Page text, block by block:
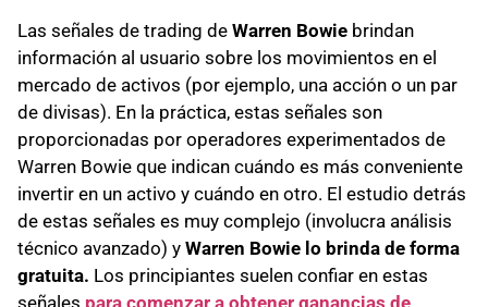
Las señales de trading de Warren Bowie brindan
información al usuario sobre los movimientos en el
mercado de activos (por ejemplo, una acción o un par
de divisas). En la práctica, estas señales son
proporcionadas por operadores experimentados de
Warren Bowie que indican cuándo es más conveniente
invertir en un activo y cuándo en otro. El estudio detrás
de estas señales es muy complejo (involucra análisis
técnico avanzado) y Warren Bowie lo brinda de forma
gratuita. Los principiantes suelen confiar en estas
señales para comenzar a obtener ganancias de